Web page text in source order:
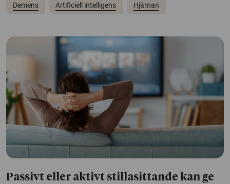
Demens Artificiell intelligens Hjärnan
Passivt eller aktivt stillasittande kan ge